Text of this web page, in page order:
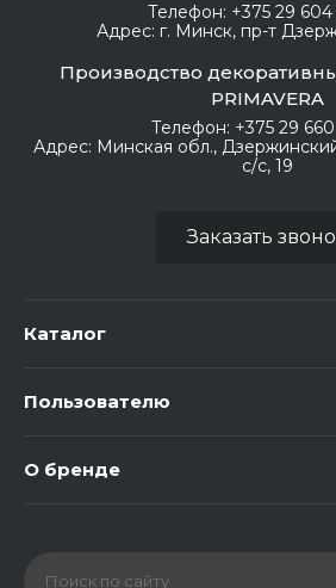
Телефон: +375 29
Адрес: г. Минск, пр-т
Производство
PRIMAVERA
Телефон: +375 29
Адрес: Минская обл.,
с/с, 19
Заказать
Каталог
Пользователю
О бренде